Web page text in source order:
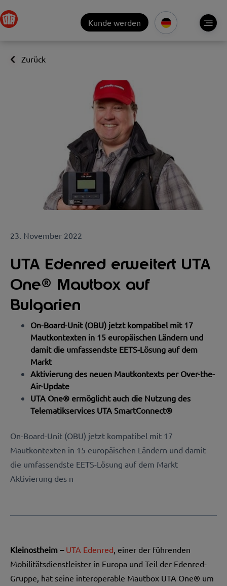
Kunde werden
Zurück
23. November 2022
UTA Edenred erweitert UTA
One® Mautbox auf
Bulgarien
On-Board-Unit (OBU) jetzt kompatibel mit 17
Mautkontexten in 15 europäischen Ländern und
damit die umfassendste EETS-Lösung auf dem
Markt
Aktivierung des neuen Mautkontexts per Over-the-
Air-Update
UTA One® ermöglicht auch die Nutzung des
Telematikservices UTA SmartConnect®
On-Board-Unit (OBU) jetzt kompatibel mit 17
Mautkontexten in 15 europäischen Ländern und damit
die umfassendste EETS-Lösung auf dem Markt
Aktivierung des n
Kleinostheim – UTA Edenred , einer der führenden
Mobilitätsdienstleister in Europa und Teil der Edenred-
Gruppe, hat seine interoperable Mautbox UTA One® um